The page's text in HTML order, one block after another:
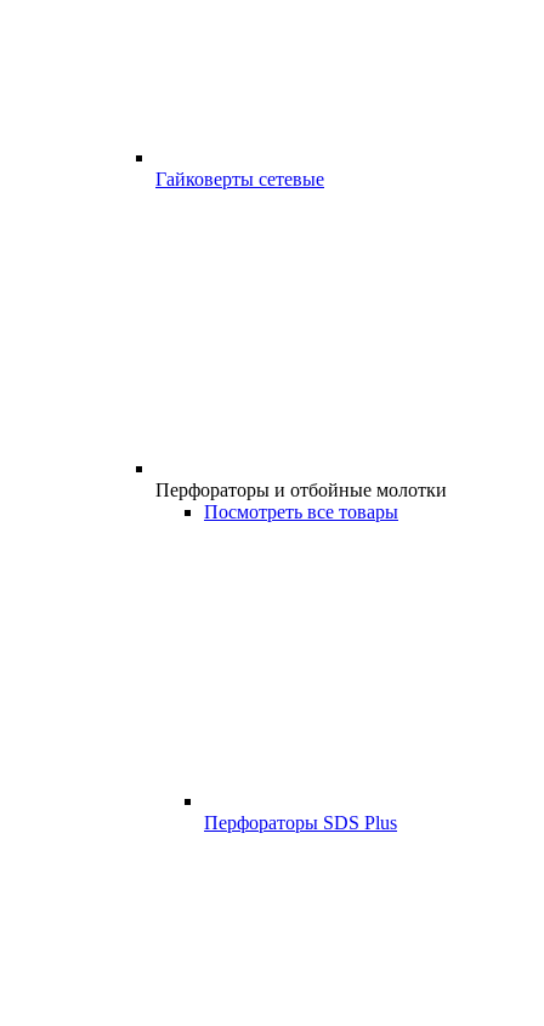
Гайковерты сетевые
Перфораторы и отбойные молотки
Посмотреть все товары
Перфораторы SDS Plus